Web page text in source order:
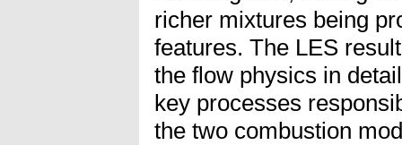
richer mixtures being
features. The LES
the flow physics in
key processes
the two combustion